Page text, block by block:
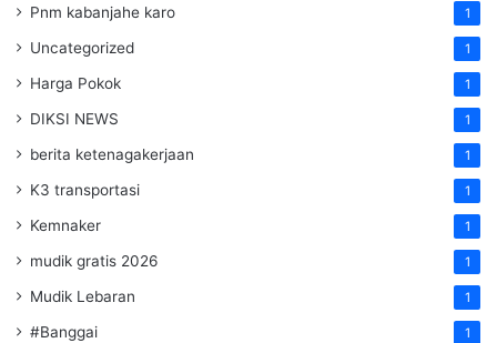
Pnm kabanjahe karo 1
Uncategorized 1
Harga Pokok 1
DIKSI NEWS 1
berita ketenagakerjaan 1
K3 transportasi 1
Kemnaker 1
mudik gratis 2026 1
Mudik Lebaran 1
#Banggai 1